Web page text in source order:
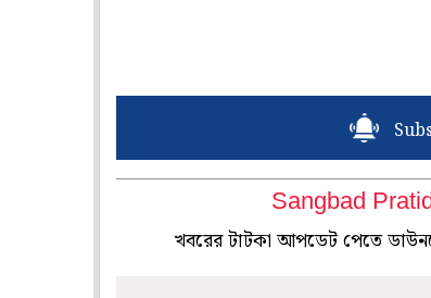
Sangbad
খবরের টাটকা আপডেট পেতে